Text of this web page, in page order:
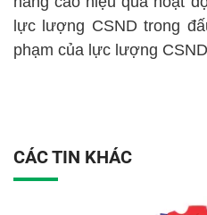
lực lượng CSND trong
phạm của lực lượng
CÁC TIN KHÁC